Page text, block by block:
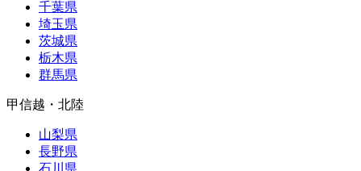
千葉県
埼玉県
茨城県
栃木県
群馬県
甲信越・北陸
山梨県
長野県